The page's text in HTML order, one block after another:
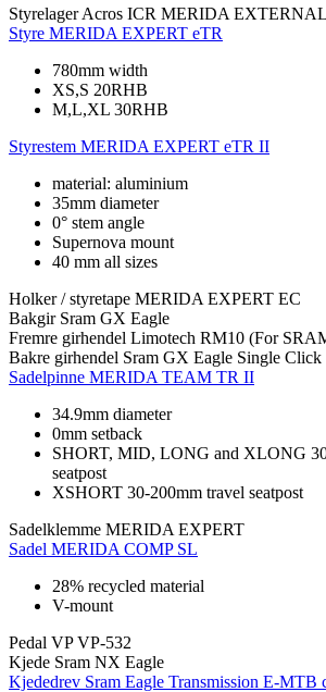
Styrelager Acros ICR MERIDA
Styre MERIDA EXPERT eTR
780mm width
XS,S 20RHB
M,L,XL 30RHB
Styrestem MERIDA EXPERT eTR II
material: aluminium
35mm diameter
0° stem angle
Supernova mount
40 mm all sizes
Holker / styretape MERIDA EXPERT EC
Bakgir Sram GX Eagle
Fremre girhendel Limotech RM10 (For
Bakre girhendel Sram GX Eagle Single Click
Sadelpinne MERIDA TEAM TR II
34.9mm diameter
0mm setback
SHORT, MID, LONG and XLONG
seatpost
XSHORT 30-200mm travel seatpost
Sadelklemme MERIDA EXPERT
Sadel MERIDA COMP SL
28% recycled material
V-mount
Pedal VP VP-532
Kjede Sram NX Eagle
Kjededrev Sram Eagle Transmission E-MTB